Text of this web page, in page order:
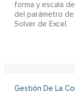
forma y escala
del parámetro
Solver de Excel.
Gestión De La